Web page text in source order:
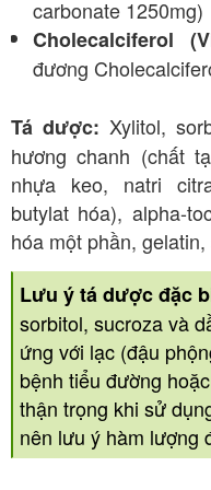
carbonate 1250mg)
Cholecalciferol
đương
Tá dược: Xylitol,
hương chanh (chất
nhựa keo, natri
butylat hóa), alpha-
hóa một phần,
Lưu ý tá dược đặc
sorbitol, sucroza và
ứng với lạc (đậu
bệnh tiểu đường
thận trọng khi sử
nên lưu ý hàm lượng